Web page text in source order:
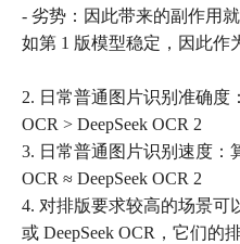
- 劣势：因此带来的副作用
如第 1 版模型稳定，因此作
2. 日常普通图片识别准确度
OCR > DeepSeek OCR 2
3. 日常普通图片识别速度：
OCR ≈ DeepSeek OCR 2
4. 对排版要求较高的场景可
或 DeepSeek OCR，它们的